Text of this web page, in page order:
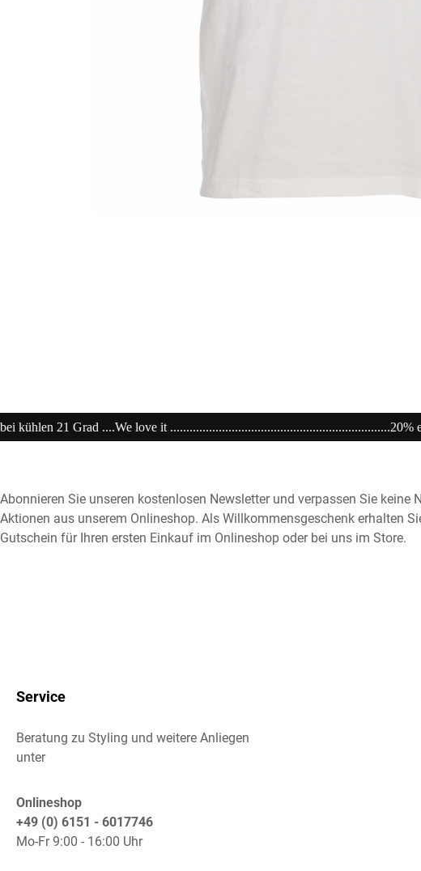
....................................................................20% extra auf Sale
Abonnieren Sie unseren kostenlosen Newsletter und verpassen Sie keine
Aktionen aus unserem Onlineshop. Als Willkommensgeschenk erhalten
Gutschein für Ihren ersten Einkauf im Onlineshop oder bei uns im Store.
Service
Beratung zu Styling und weitere Anliegen
unter
Onlineshop
+49 (0) 6151 - 6017746
Mo-Fr 9:00 - 16:00 Uhr